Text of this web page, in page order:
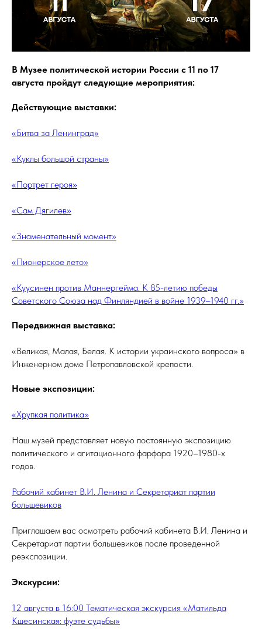
В Музее политической истории России с 11 по 17
августа пройдут следующие мероприятия:
Действующие выставки:
«Битва за Ленинград»
«Куклы большой страны»
«Портрет героя»
«Сам Дягилев»
«Знаменательный момент»
«Пионерское лето»
«Куусинен против Маннергейма. К 85-летию победы
Советского Союза над Финляндией в войне 1939–1940 гг.»
Передвижная выставка:
«Великая, Малая, Белая. К истории украинского вопроса» в
Инженерном доме Петропавловской крепости.
Новые экспозиции:
«Хрупкая политика»
Наш музей представляет новую постоянную экспозицию
политического и агитационного фарфора 1920–1980-х
годов.
Рабочий кабинет В.И. Ленина и Секретариат партии
большевиков
Приглашаем вас осмотреть рабочий кабинета В.И. Ленина и
Секретариат партии большевиков после проведенной
реэкспозиции.
Экскурсии:
12 августа в 16:00 Тематическая экскурсия «Матильда
Кшесинская: фуэте судьбы»